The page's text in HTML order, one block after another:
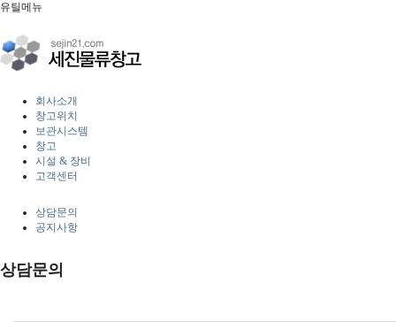
유틸메뉴
회사소개
창고위치
보관시스템
창고
시설 & 장비
고객센터
상담문의
공지사항
상담문의